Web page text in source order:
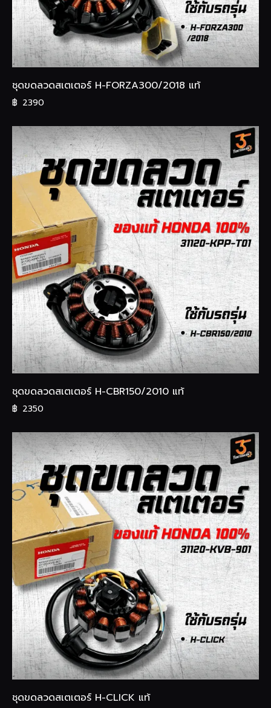
ชุดขดลวดสเตเตอร์ H-FORZA300/2018 แท้
฿ 2390
ชุดขดลวดสเตเตอร์ H-CBR150/2010 แท้
฿ 2350
ชุดขดลวดสเตเตอร์ H-CLICK แท้